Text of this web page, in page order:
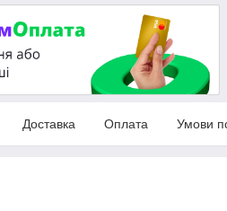
Доставка Оплата Умови